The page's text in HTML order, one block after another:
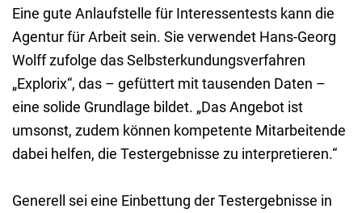
Eine gute Anlaufstelle für Interessentests kann die
Agentur für Arbeit sein. Sie verwendet Hans-Georg
Wolff zufolge das Selbsterkundungsverfahren
„Explorix“, das – gefüttert mit tausenden Daten –
eine solide Grundlage bildet. „Das Angebot ist
umsonst, zudem können kompetente Mitarbeitende
dabei helfen, die Testergebnisse zu interpretieren.“
Generell sei eine Einbettung der Testergebnisse in